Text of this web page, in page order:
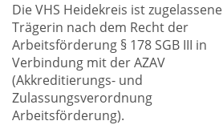
Die VHS Heidekreis ist zugelassene
Trägerin nach dem Recht der
Arbeitsförderung § 178 SGB III in
Verbindung mit der AZAV
(Akkreditierungs- und
Zulassungsverordnung
Arbeitsförderung).